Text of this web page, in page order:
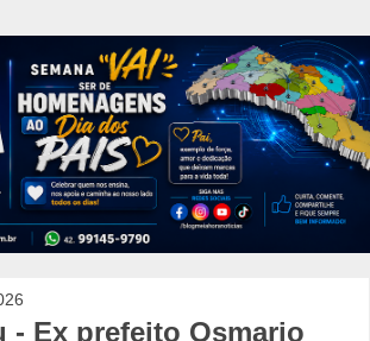
- Ex prefeito Osmario